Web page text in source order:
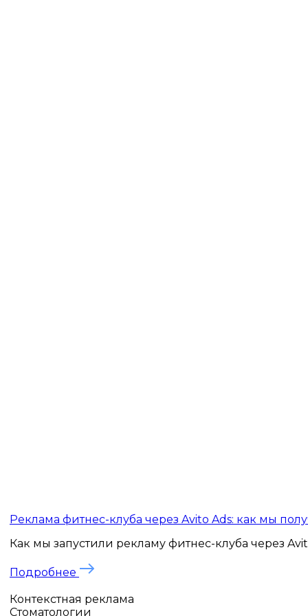
Реклама фитнес-клуба через Avito Ads: как мы
Как мы запустили рекламу фитнес-клуба через
Подробнее
Контекстная реклама
Стоматологии